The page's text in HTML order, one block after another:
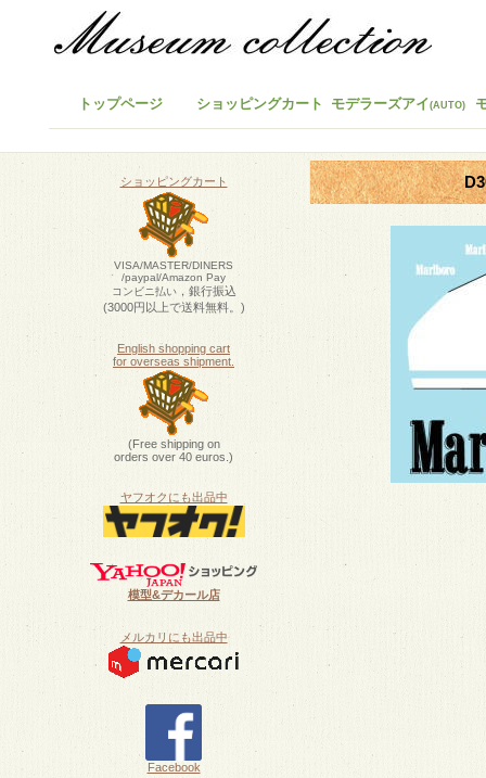
トップページ ショッピングカート モデラーズアイ(AUTO)
ショッピングカート
VISA/MASTER/DINERS
/paypal/Amazon Pay
コンビニ払い，銀行振込
(3000円以上で送料無料。)
English shopping cart
for overseas shipment.
(Free shipping on
orders over 40 euros.)
ヤフオクにも出品中
模型&デカール店
メルカリにも出品中
Facebook